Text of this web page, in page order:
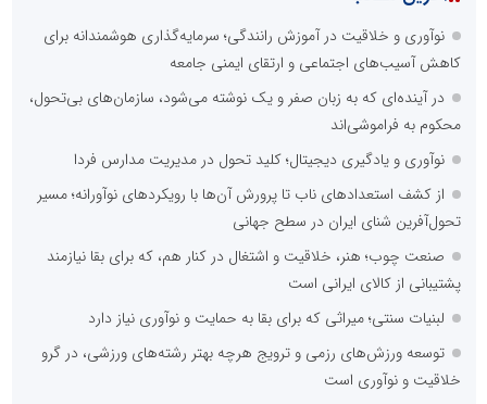
توسعه ورزش‌های رزمی و ترویج هرچه بهتر رشته‌های ورزشی، در گرو
خلاقیت و نوآوری است
::آخرین های تهران
گزارش ریاست جمهور دولت چهاردهم به مردم در خصوص اقدامات
دولت در دو سال گذشته
شرکت توزیع برق استان تهران
شناسایی و جمع‌آوری 699 ماینر غیرمجاز در استان تهران
جمع‌آوری ۴۰۲ برق غیرمجاز در پانزدهمین مانور سراسری طرح مهتاب
در استان تهران
پانزدهمین مانور سراسری طرح مهتاب در استان تهران به میزبانی منطقه